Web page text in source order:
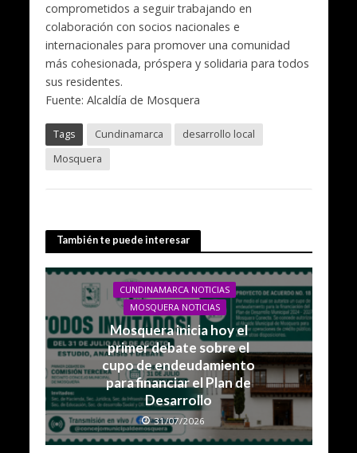
comprometidos a seguir trabajando en
colaboración con socios nacionales e
internacionales para promover una comunidad
más cohesionada, próspera y solidaria para todos
sus residentes.
Fuente: Alcaldía de Mosquera
Tags Cundinamarca
desarrollo local
Mosquera
También te puede interesar
CUNDINAMARCA NOTICIAS
MOSQUERA NOTICIAS
Mosquera inicia hoy el
primer debate sobre el
cupo de endeudamiento
para financiar el Plan de
Desarrollo
31/07/2026